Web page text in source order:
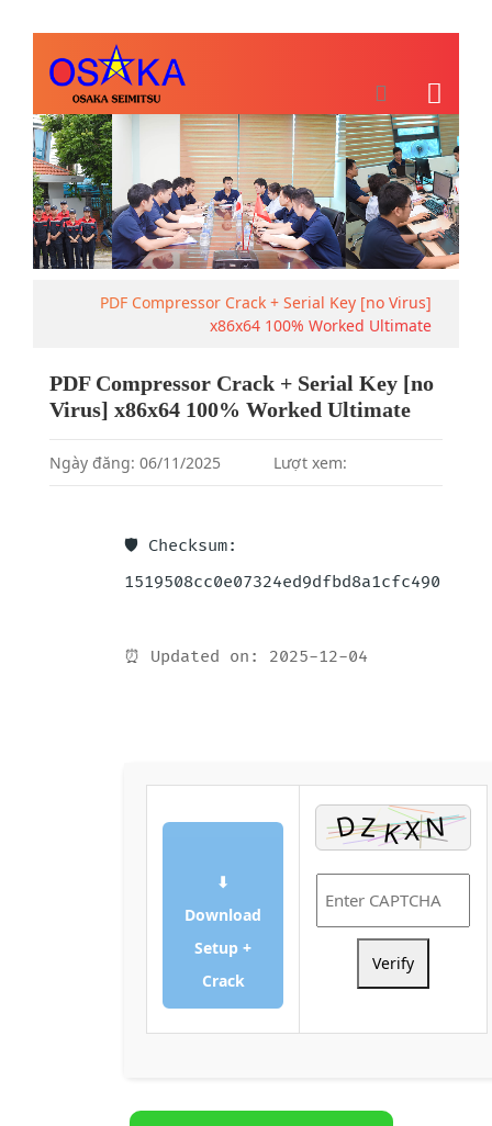
PDF Compressor Crack + Serial Key [no Virus]
x86x64 100% Worked Ultimate
PDF Compressor Crack + Serial Key [no
Virus] x86x64 100% Worked Ultimate
Ngày đăng: 06/11/2025 Lượt xem:
🛡️ Checksum:
1519508cc0e07324ed9dfbd8a1cfc490
⏰ Updated on: 2025-12-04
⬇
Download
Setup +
Crack
Verify